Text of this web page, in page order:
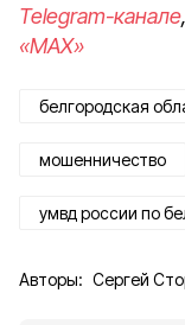
Telegram-канале,
«MAX»
белгородская
мошенничество
умвд россии по
Авторы: Сергей